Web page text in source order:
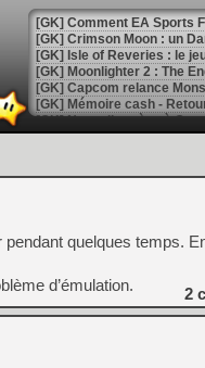
[GK] Comment EA Sports
[GK] Crimson Moon : un
[GK] Isle of Reveries : le
[GK] Moonlighter 2 : The
[GK] Capcom relance
[Mo5] Deux inédits du
[GK] Le beat'em up The
[GK] Endless Legend 2 :
[LS] [PS5] Le WebKit
[GK] Oubliez Crazy Taxi,
quelques temps.
d’émulation.
2